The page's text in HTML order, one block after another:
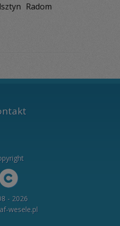
Radom
- 2026
wesele.pl